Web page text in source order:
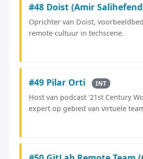
#48 Doist (Amir
Oprichter van Doist,
remote cultuur in techscene.
#49 Pilar Orti INT
Host van podcast '21st Century
expert op gebied van virtuele